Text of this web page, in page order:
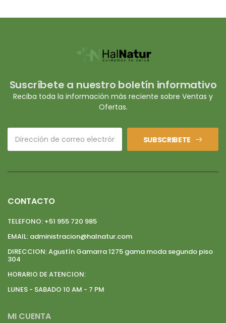
Suscríbete a nuestro boletín informativo
Reciba toda la información más reciente sobre Ventas y
Ofertas.
SUBSCRIBETE
CONTACTO
TELEFONO: +51 955 720 985
EMAIL: administracion@halnatur.com
DIRECCION:Agustín Gamarra 1275 gama moda segundo piso
304
HORARIO DE ATENCION:
LUNES - SABADO 10 AM - 7 PM
MI CUENTA